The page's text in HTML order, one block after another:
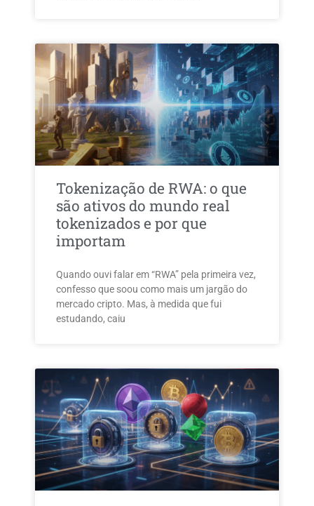
Tokenização de RWA: o que
são ativos do mundo real
tokenizados e por que
importam
Quando ouvi falar em “RWA” pela primeira vez,
confesso que soou como mais um jargão do
mercado cripto. Mas, à medida que fui
estudando, caiu